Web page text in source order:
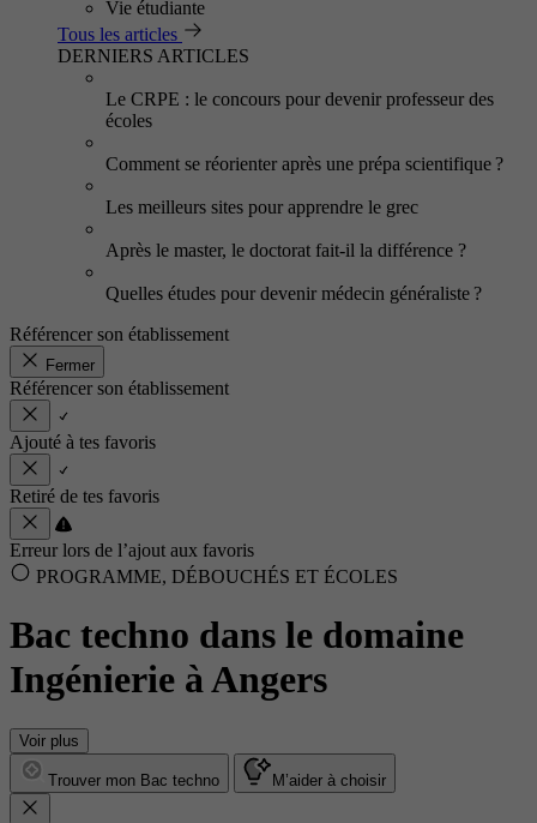
Vie étudiante
Tous les articles
DERNIERS ARTICLES
Le CRPE : le concours pour devenir professeur des
écoles
Comment se réorienter après une prépa scientifique ?
Les meilleurs sites pour apprendre le grec
Après le master, le doctorat fait-il la différence ?
Quelles études pour devenir médecin généraliste ?
Référencer son établissement
Fermer
Référencer son établissement
Ajouté à tes favoris
Retiré de tes favoris
Erreur lors de l’ajout aux favoris
PROGRAMME, DÉBOUCHÉS ET ÉCOLES
Bac techno dans le domaine
Ingénierie à Angers
Voir plus
Trouver mon Bac techno M’aider à choisir